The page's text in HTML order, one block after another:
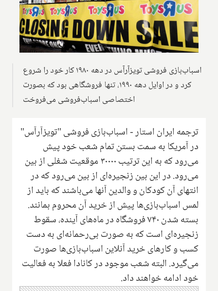
اسباب‌بازی فروشی تویزآرآس در دهه‌ ۱۹۸۰ کار خود را شروع
کرد و در اوایل دهه ۱۹۹۰، تنها فروشگاهی بود که بصورت
ترجمه ایران استار - اسباب‌بازی فروشی "‌تویزآرآس"
در آمریکا به سمت بستن تمام شعب خود پیش
می‌رود که به این ترتیب ۳۰۰۰۰ موقعیت شغلی از بین
می‌رود‌. در این بین زنجیره‌ای از بین می‌رود که در
انتهای آن کودکان و والدین آنها می‌باشند که باید از
لمس اسباب‌بازی‌ها پیش از خرید آن محروم بمانند.
بسته شدن ۷۴۰ فروشگاه در ماه‌های آینده، سقوط
زنجیره‌ای است که به صورت بی‌رحمانه‌ای به دست
کسب و کارهای ‌خرید آنلاین اسباب‌بازی‌ها صورت
می‌گیرد. البته شعب موجود در کانادا فعلا به فعالیت
خود ادامه خواهند داد.